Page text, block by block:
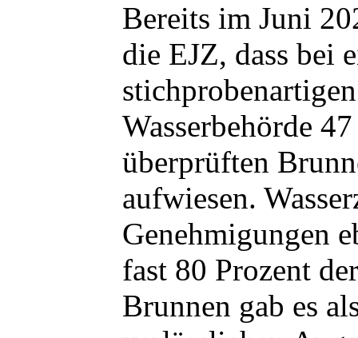
Bereits im Juni
die EJZ, dass bei
Wasserbehörde
überprüften
aufwiesen.
Genehmigungen
fast 80 Prozent
Brunnen gab es